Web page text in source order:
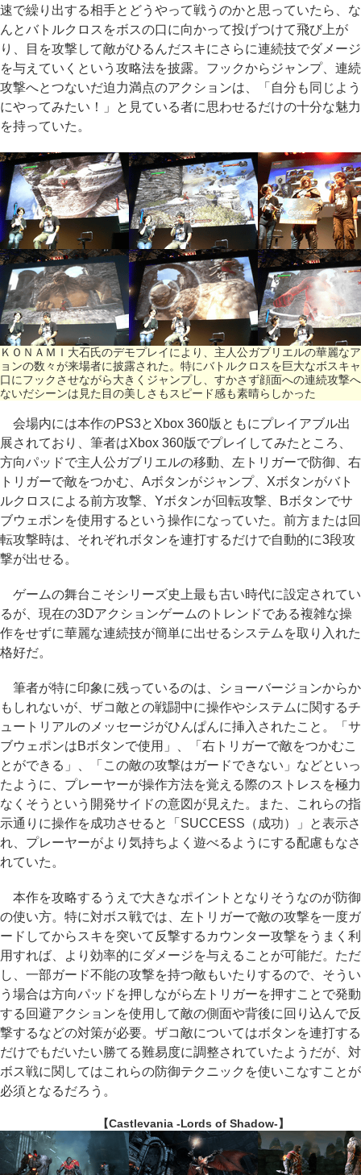
速で繰り出する相手とどうやって戦うのかと思っていたら、な
んとバトルクロスをボスの口に向かって投げつけて飛び上が
り、目を攻撃して敵がひるんだスキにさらに連続技でダメージ
を与えていくという攻略法を披露。フックからジャンプ、連続
攻撃へとつないだ迫力満点のアクションは、「自分も同じよう
にやってみたい！」と見ている者に思わせるだけの十分な魅力
を持っていた。
ＫＯＮＡＭＩ大石氏のデモプレイにより、主人公ガブリエルの華麗な
ョンの数々が来場者に披露された。特にバトルクロスを巨大なボスキ
口にフックさせながら大きくジャンプし、すかさず顔面への連続攻撃
ないだシーンは見た目の美しさもスピード感も素晴らしかった
会場内には本作のPS3とXbox 360版ともにプレイアブル出
展されており、筆者はXbox 360版でプレイしてみたところ、
方向パッドで主人公ガブリエルの移動、左トリガーで防御、右
トリガーで敵をつかむ、Aボタンがジャンプ、Xボタンがバト
ルクロスによる前方攻撃、Yボタンが回転攻撃、Bボタンでサ
ブウェポンを使用するという操作になっていた。前方または回
転攻撃時は、それぞれボタンを連打するだけで自動的に3段攻
撃が出せる。
ゲームの舞台こそシリーズ史上最も古い時代に設定されてい
るが、現在の3Dアクションゲームのトレンドである複雑な操
作をせずに華麗な連続技が簡単に出せるシステムを取り入れた
格好だ。
筆者が特に印象に残っているのは、ショーバージョンからか
もしれないが、ザコ敵との戦闘中に操作やシステムに関するチ
ュートリアルのメッセージがひんぱんに挿入されたこと。「サ
ブウェポンはBボタンで使用」、「右トリガーで敵をつかむこ
とができる」、「この敵の攻撃はガードできない」などといっ
たように、プレーヤーが操作方法を覚える際のストレスを極力
なくそうという開発サイドの意図が見えた。また、これらの指
示通りに操作を成功させると「SUCCESS（成功）」と表示さ
れ、プレーヤーがより気持ちよく遊べるようにする配慮もなさ
れていた。
本作を攻略するうえで大きなポイントとなりそうなのが防御
の使い方。特に対ボス戦では、左トリガーで敵の攻撃を一度ガ
ードしてからスキを突いて反撃するカウンター攻撃をうまく利
用すれば、より効率的にダメージを与えることが可能だ。ただ
し、一部ガード不能の攻撃を持つ敵もいたりするので、そうい
う場合は方向パッドを押しながら左トリガーを押すことで発動
する回避アクションを使用して敵の側面や背後に回り込んで反
撃するなどの対策が必要。ザコ敵についてはボタンを連打する
だけでもだいたい勝てる難易度に調整されていたようだが、対
ボス戦に関してはこれらの防御テクニックを使いこなすことが
必須となるだろう。
【Castlevania -Lords of Shadow-】